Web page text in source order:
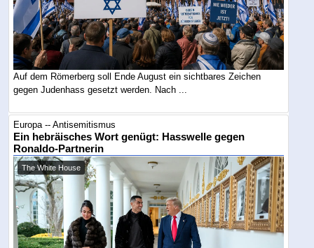
Auf dem Römerberg soll Ende August ein sichtbares Zeichen
gegen Judenhass gesetzt werden. Nach ...
Europa -- Antisemitismus
Ein hebräisches Wort genügt: Hasswelle gegen
Ronaldo-Partnerin
The White House